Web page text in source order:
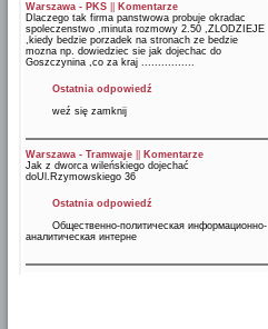
Warszawa - PKS
Komentarze
Dlaczego tak firma panstwowa probuje okradac
spoleczenstwo ,minuta rozmowy 2.50 ,ZLODZIEJE
,kiedy bedzie porzadek na stronach ze bedzie
mozna np. dowiedziec sie jak dojechac do
Goszczynina ,co za kraj ................
Ostatnia odpowiedź
weź się zamknij
Warszawa - Tramwaje
Komentarze
Jak z dworca wileńskiego dojechać
doUl.Rzymowskiego 36
Ostatnia odpowiedź
Общественно-политическая информационно-
аналитическая интерне